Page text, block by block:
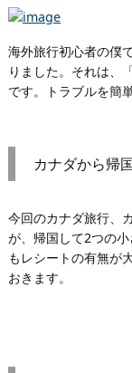
海外旅行初心者の僕
りました。それは、
です。トラブルを簡
カナダから帰
今回のカナダ旅行、
が、帰国して2つの
もレシートの有無が
おきます。